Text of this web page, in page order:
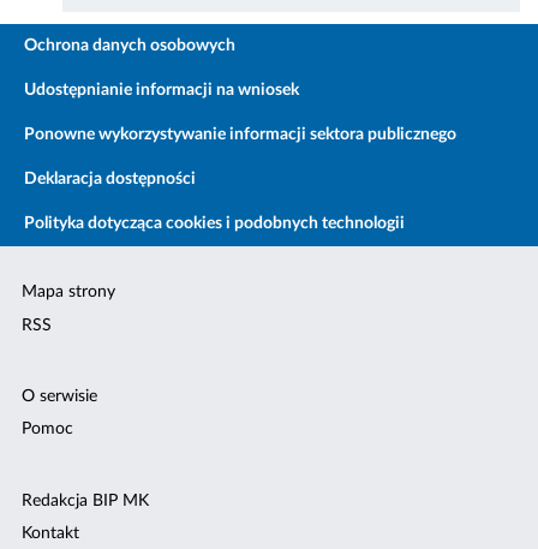
Ochrona danych osobowych
Udostępnianie informacji na wniosek
Ponowne wykorzystywanie informacji sektora publicznego
Deklaracja dostępności
Polityka dotycząca cookies i podobnych technologii
Mapa strony
RSS
O serwisie
Pomoc
Redakcja BIP MK
Kontakt